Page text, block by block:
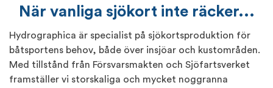
När vanliga sjökort inte räcker...
Hydrographica är specialist på sjökortsproduktion för
båtsportens behov, både över insjöar och kustområden.
Med tillstånd från Försvarsmakten och Sjöfartsverket
framställer vi storskaliga och mycket noggranna